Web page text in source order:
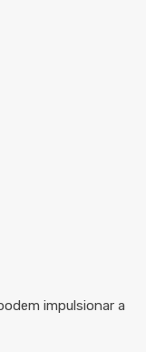
impulsionar a